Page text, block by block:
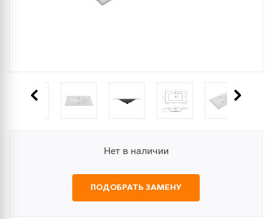
Нет в наличии
ПОДОБРАТЬ ЗАМЕНУ